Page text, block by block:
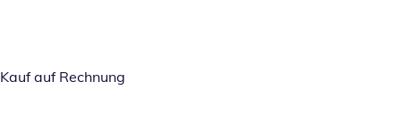
Kauf auf Rechnung